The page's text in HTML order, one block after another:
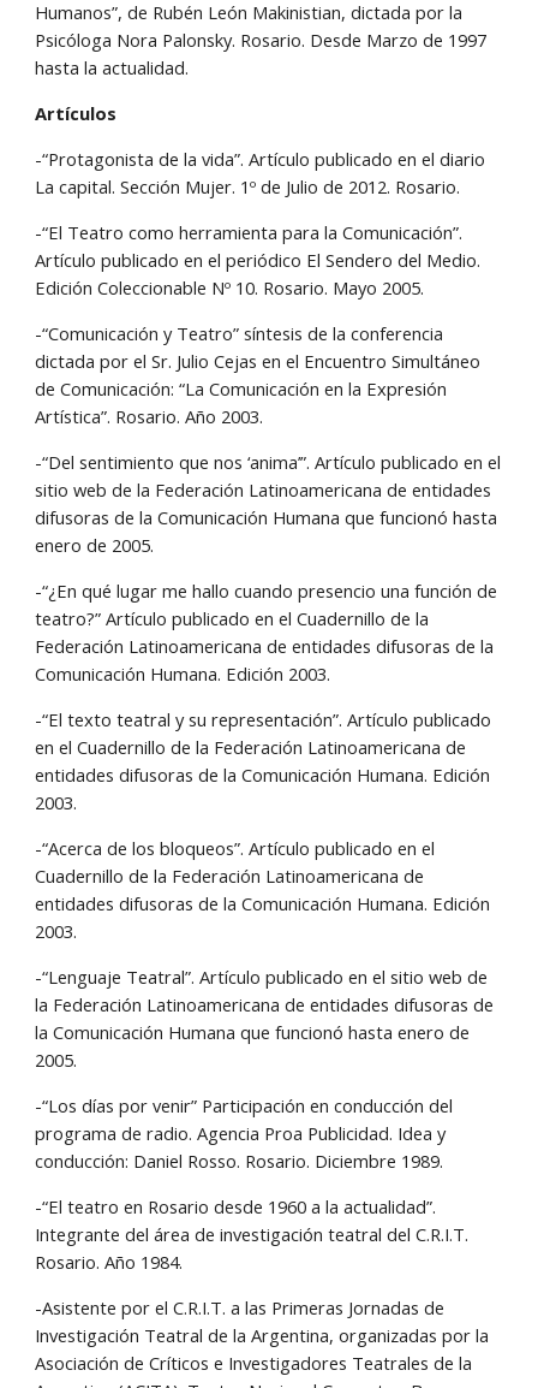
Humanos”, de Rubén León Makinistian, dictada por la
Psicóloga Nora Palonsky. Rosario. Desde Marzo de 1997
hasta la actualidad.
Artículos
-“Protagonista de la vida”. Artículo publicado en el diario
La capital. Sección Mujer. 1º de Julio de 2012. Rosario.
-“El Teatro como herramienta para la Comunicación”.
Artículo publicado en el periódico El Sendero del Medio.
Edición Coleccionable Nº 10. Rosario. Mayo 2005.
-“Comunicación y Teatro” síntesis de la conferencia
dictada por el Sr. Julio Cejas en el Encuentro Simultáneo
de Comunicación: “La Comunicación en la Expresión
Artística”. Rosario. Año 2003.
-“Del sentimiento que nos ‘anima’”. Artículo publicado en el
sitio web de la Federación Latinoamericana de entidades
difusoras de la Comunicación Humana que funcionó hasta
enero de 2005.
-“¿En qué lugar me hallo cuando presencio una función de
teatro?” Artículo publicado en el Cuadernillo de la
Federación Latinoamericana de entidades difusoras de la
Comunicación Humana. Edición 2003.
-“El texto teatral y su representación”. Artículo publicado
en el Cuadernillo de la Federación Latinoamericana de
entidades difusoras de la Comunicación Humana. Edición
2003.
-“Acerca de los bloqueos”. Artículo publicado en el
Cuadernillo de la Federación Latinoamericana de
entidades difusoras de la Comunicación Humana. Edición
2003.
-“Lenguaje Teatral”. Artículo publicado en el sitio web de
la Federación Latinoamericana de entidades difusoras de
la Comunicación Humana que funcionó hasta enero de
2005.
-“Los días por venir” Participación en conducción del
programa de radio. Agencia Proa Publicidad. Idea y
conducción: Daniel Rosso. Rosario. Diciembre 1989.
-“El teatro en Rosario desde 1960 a la actualidad”.
Integrante del área de investigación teatral del C.R.I.T.
Rosario. Año 1984.
-Asistente por el C.R.I.T. a las Primeras Jornadas de
Investigación Teatral de la Argentina, organizadas por la
Asociación de Críticos e Investigadores Teatrales de la